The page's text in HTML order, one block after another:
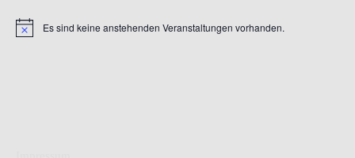
HinweisEs sind keine anstehenden Veranstaltungen vorhanden.